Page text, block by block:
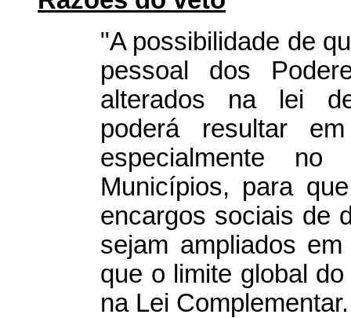
"A possibilidade de
pessoal dos
alterados na lei
poderá resultar
especialmente
Municípios, para
encargos sociais de
sejam ampliados
que o limite global
na Lei Complementar.